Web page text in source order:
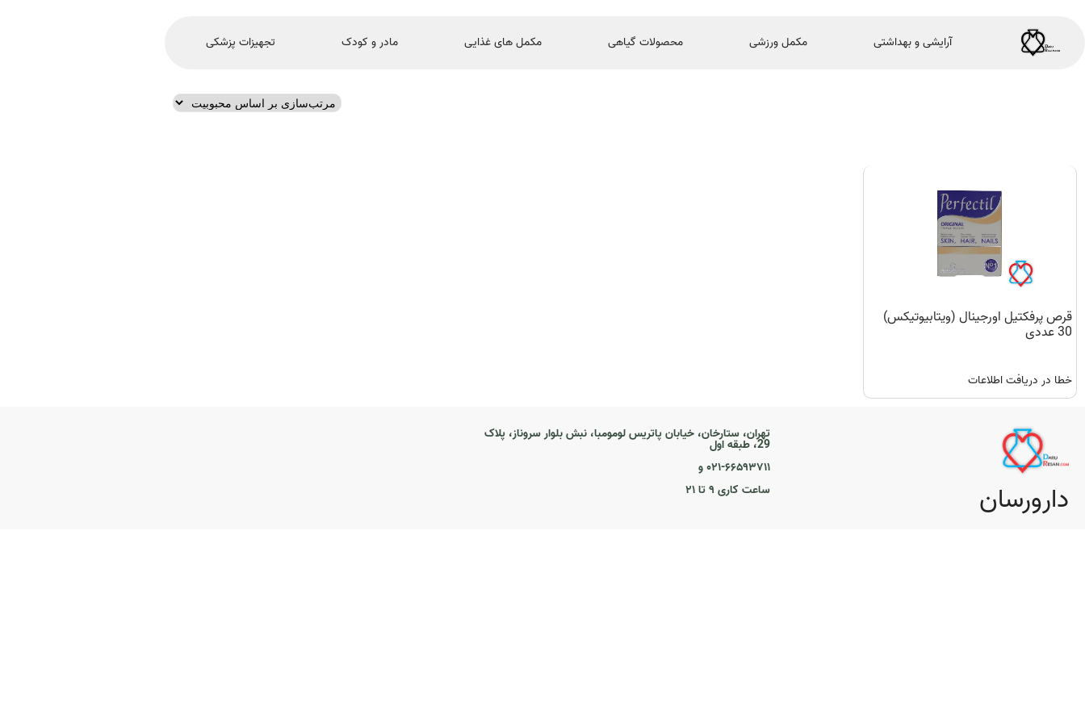
آرایشی و بهداشتی مکمل ورزشی محصولات گیاهی مکمل های غذایی مادر و کودک تجهیزات پزشکی
قرص پرفکتیل اورجینال (ویتابیوتیکس)
30 عددی
خطا در دریافت اطلاعات
دارورسان
تهران، ستارخان، خیابان پاتریس لومومبا، نبش بلوار سروناز، پلاک
29، طبقه اول
۰۲۱-۶۶۵۹۳۷۱۱ و
ساعت کاری ۹ تا ۲۱